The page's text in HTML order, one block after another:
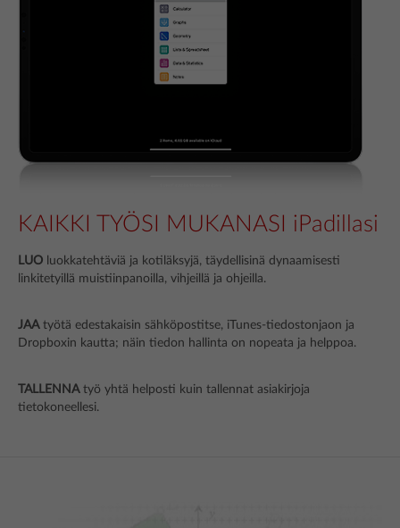
KAIKKI TYÖSI MUKANASI iPadillasi
LUO luokkatehtäviä ja kotiläksyjä, täydellisinä dynaamisesti
linkitetyillä muistiinpanoilla, vihjeillä ja ohjeilla.
JAAtyötä edestakaisin sähköpostitse, iTunes-tiedostonjaon ja
Dropboxin kautta; näin tiedon hallinta on nopeata ja helppoa.
TALLENNA työ yhtä helposti kuin tallennat asiakirjoja
tietokoneellesi.